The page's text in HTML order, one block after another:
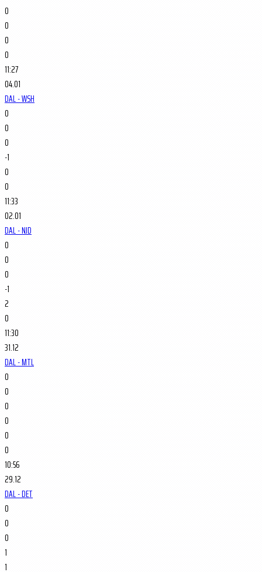
0
0
0
0
11:27
04.01
DAL - WSH
0
0
0
-1
0
0
11:33
02.01
DAL - NJD
0
0
0
-1
2
0
11:30
31.12
DAL - MTL
0
0
0
0
0
0
10:56
29.12
DAL - DET
0
0
0
1
1